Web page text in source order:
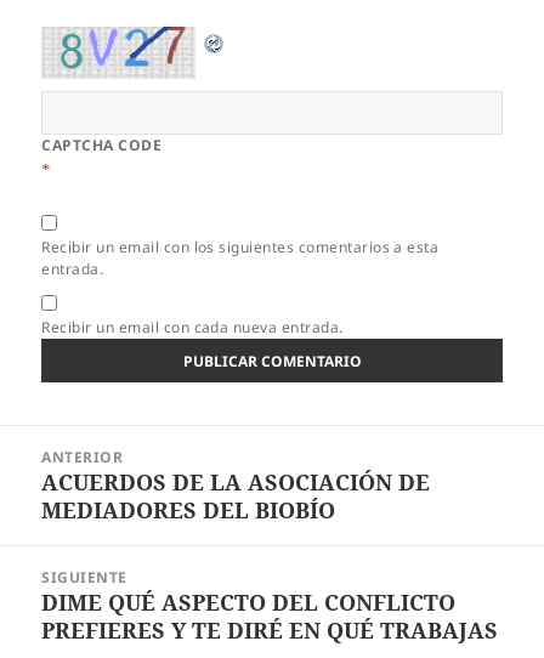
CAPTCHA CODE
*
Recibir un email con los siguientes comentarios a esta
entrada.
Recibir un email con cada nueva entrada.
entradas
ANTERIOR
Entrada
anterior:
ACUERDOS DE LA ASOCIACIÓN DE
MEDIADORES DEL BIOBÍO
SIGUIENTE
Entrada
siguiente:
DIME QUÉ ASPECTO DEL CONFLICTO
PREFIERES Y TE DIRÉ EN QUÉ TRABAJAS